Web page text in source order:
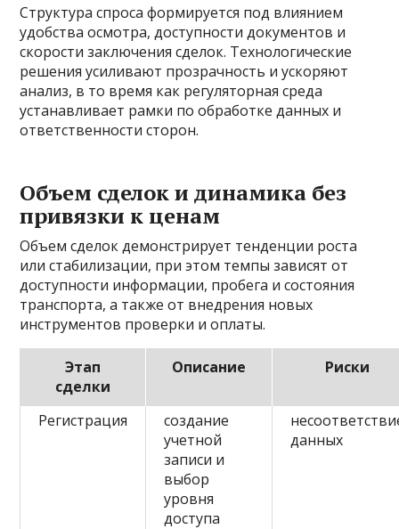
Структура спроса формируется под влиянием
удобства осмотра, доступности документов и
скорости заключения сделок. Технологические
решения усиливают прозрачность и ускоряют
анализ, в то время как регуляторная среда
устанавливает рамки по обработке данных и
ответственности сторон.
Объем сделок и динамика без
привязки к ценам
Объем сделок демонстрирует тенденции роста
или стабилизации, при этом темпы зависят от
доступности информации, пробега и состояния
транспорта, а также от внедрения новых
инструментов проверки и оплаты.
Этап
сделки
Описание Риски
Регистрация
создание
учетной
записи и
выбор
уровня
доступа
данных